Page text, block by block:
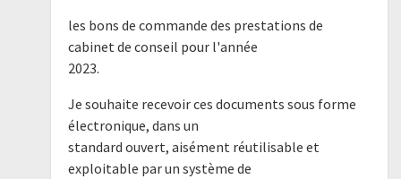
les bons de commande des prestations de
cabinet de conseil pour l'année
2023.
Je souhaite recevoir ces documents sous forme
électronique, dans un
standard ouvert, aisément réutilisable et
exploitable par un système de